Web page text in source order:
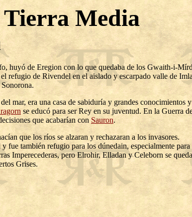
Tierra Media
huyó de Eregion con lo que quedaba de los Gwaith-i-
refugio de Rivendel en el aislado y escarpado valle de
mar, era una casa de sabiduría y grandes conocimientos
se educó para ser Rey en su juventud. En la Guerra
que acabarían conSauron.
que los ríos se alzaran y rechazaran a los invasores.
fue también refugio para los dúnedain, especialmente
Imperecederas, pero Elrohir, Elladan y Celeborn se
Grises.